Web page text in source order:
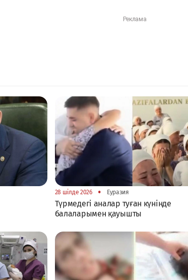
28 шілде 2026 • Еуразия
Түрмедегі аналар туған күнінде
балаларымен қауышты